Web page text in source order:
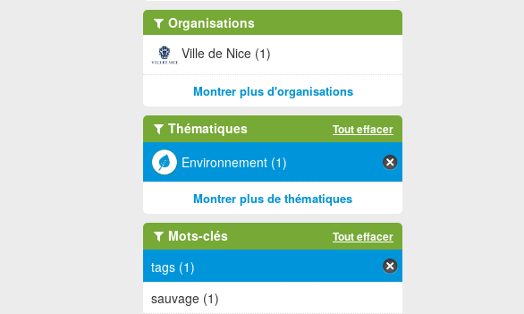
Organisations
Ville de Nice (1)
Montrer plus d'organisations
Thématiques Tout effacer
Environnement (1)
Montrer plus de thématiques
Mots-clés Tout effacer
tags (1)
sauvage (1)